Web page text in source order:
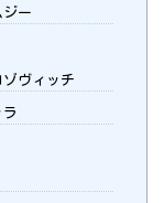
ー
ヴィッチ